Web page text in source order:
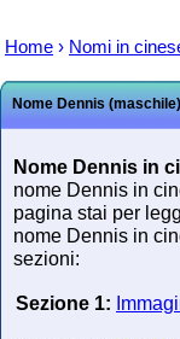
Nome Dennis
Nome Dennis in
nome Dennis in
pagina stai per
nome Dennis in
sezioni:
Sezione 1:
Home › Nomi in